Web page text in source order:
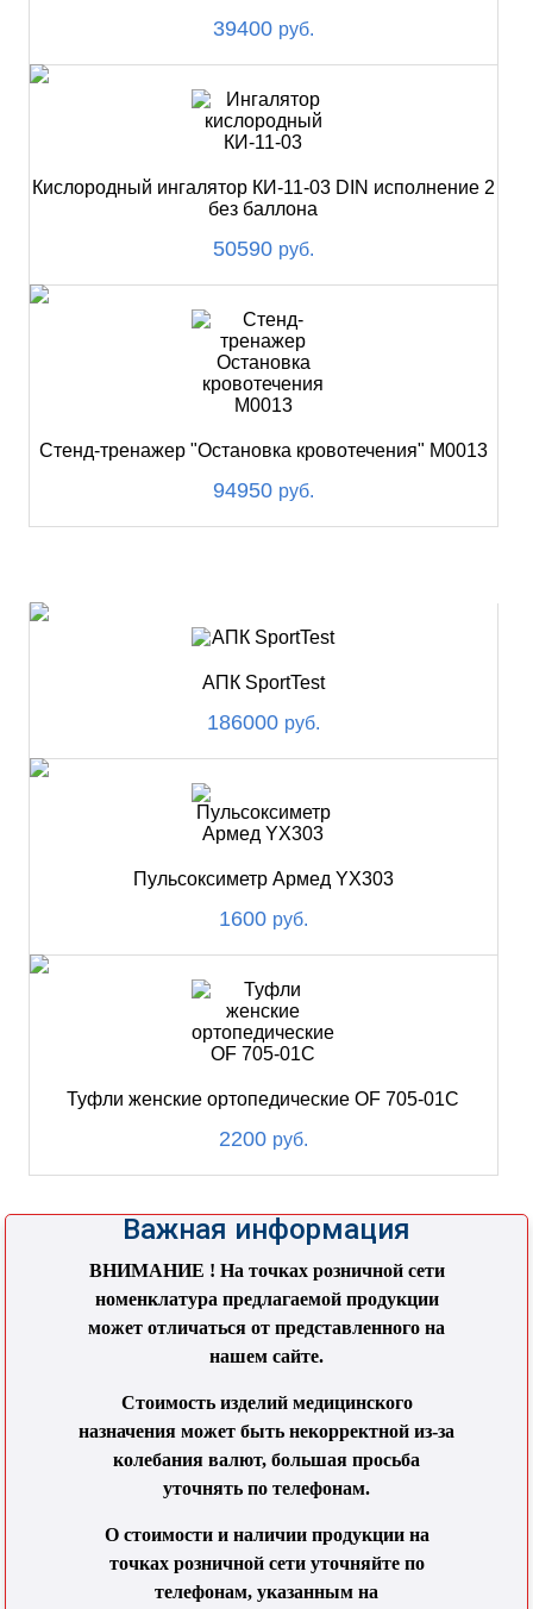
39400 руб.
Кислородный ингалятор КИ-11-03 DIN исполнение 2
без баллона
50590 руб.
Стенд-тренажер "Остановка кровотечения" М0013
94950 руб.
АПК SportTest
186000 руб.
Пульсоксиметр Армед YX303
1600 руб.
Туфли женские ортопедические OF 705-01С
2200 руб.
Важная информация
ВНИМАНИЕ ! На точках розничной сети
номенклатура предлагаемой продукции
может отличаться от представленного на
нашем сайте.
Стоимость изделий медицинского
назначения может быть некорректной из-за
колебания валют, большая просьба
уточнять по телефонам.
О стоимости и наличии продукции на
точках розничной сети уточняйте по
телефонам, указанным на